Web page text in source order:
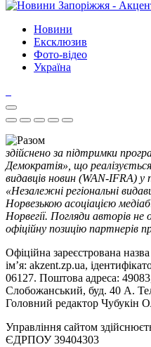
Новини
Ексклюзив
Фото-відео
Україна
здійснено за підтримки
Демократія», що
видавців новин (WAN-IFRA) у
«Незалежні регіональні
Норвезькою асоціацією
Норвегії. Погляди авторів
офіційну позицію партнерів
Офіційна зареєстрована
ім’я: akzent.zp.ua,
06127. Поштова адреса:
Слобожанський, буд. 40 А.
Головний редактор Чубукін
Управління сайтом
ЄДРПОУ 39404303